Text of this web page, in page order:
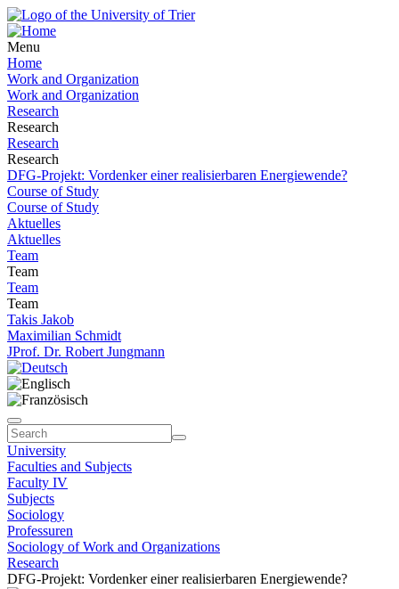
Menu
Home
Work and Organization
Work and Organization
Research
Research
Research
Research
DFG-Projekt: Vordenker einer realisierbaren Energiewende?
Course of Study
Course of Study
Aktuelles
Aktuelles
Team
Team
Team
Team
Takis Jakob
Maximilian Schmidt
JProf. Dr. Robert Jungmann
University
Faculties and Subjects
Faculty IV
Subjects
Sociology
Professuren
Sociology of Work and Organizations
Research
DFG-Projekt: Vordenker einer realisierbaren Energiewende?